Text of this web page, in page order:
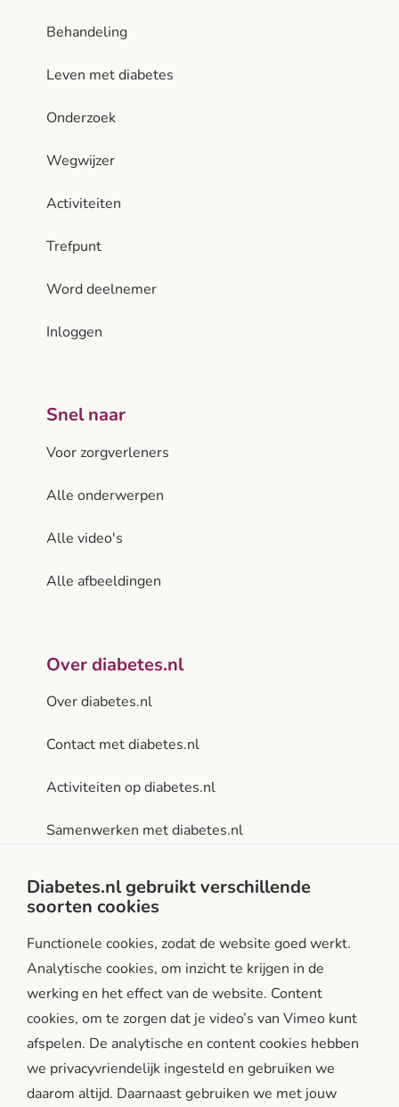
Behandeling
Leven met diabetes
Onderzoek
Wegwijzer
Activiteiten
Trefpunt
Word deelnemer
Inloggen
Snel naar
Voor zorgverleners
Alle onderwerpen
Alle video's
Alle afbeeldingen
Over diabetes.nl
Over diabetes.nl
Contact met diabetes.nl
Activiteiten op diabetes.nl
Samenwerken met diabetes.nl
diabetes.nl is een initiatief van:
Diabetes.nl gebruikt verschillende
soorten cookies
Functionele cookies, zodat de website goed werkt.
Analytische cookies, om inzicht te krijgen in de
werking en het effect van de website. Content
cookies, om te zorgen dat je video’s van Vimeo kunt
afspelen. De analytische en content cookies hebben
we privacyvriendelijk ingesteld en gebruiken we
daarom altijd. Daarnaast gebruiken we met jouw